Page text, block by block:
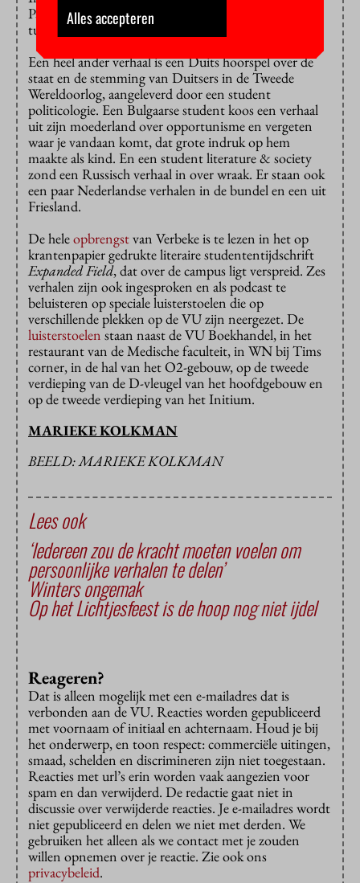
Pakistan is. De man eindigt in het niemandsland
tussen de twee grensslagbomen.
Een heel ander verhaal is een Duits hoorspel over de
staat en de stemming van Duitsers in de Tweede
Wereldoorlog, aangeleverd door een student
politicologie. Een Bulgaarse student koos een verhaal
uit zijn moederland over opportunisme en vergeten
waar je vandaan komt, dat grote indruk op hem
maakte als kind. En een student literature & society
zond een Russisch verhaal in over wraak. Er staan ook
een paar Nederlandse verhalen in de bundel en een uit
Friesland.
De heleopbrengstvan Verbeke is te lezen in het op
krantenpapier gedrukte literaire studententijdschrift
Expanded Field, dat over de campus ligt verspreid. Zes
verhalen zijn ook ingesproken en als podcast te
beluisteren op speciale luisterstoelen die op
verschillende plekken op de VU zijn neergezet. De
luisterstoelen staan naast de VU Boekhandel, in het
restaurant van de Medische faculteit, in WN bij Tims
corner, in de hal van het O2-gebouw, op de tweede
verdieping van de D-vleugel van het hoofdgebouw en
op de tweede verdieping van het Initium.
MARIEKE KOLKMAN
BEELD: MARIEKE KOLKMAN
Lees ook
‘Iedereen zou de kracht moeten voelen om
persoonlijke verhalen te delen’
Winters ongemak
Op het Lichtjesfeest is de hoop nog niet ijdel
Reageren?
Dat is alleen mogelijk met een e-mailadres dat is
verbonden aan de VU. Reacties worden gepubliceerd
met voornaam of initiaal en achternaam. Houd je bij
het onderwerp, en toon respect: commerciële uitingen,
smaad, schelden en discrimineren zijn niet toegestaan.
Reacties met url’s erin worden vaak aangezien voor
spam en dan verwijderd. De redactie gaat niet in
discussie over verwijderde reacties. Je e-mailadres wordt
niet gepubliceerd en delen we niet met derden. We
gebruiken het alleen als we contact met je zouden
willen opnemen over je reactie. Zie ook ons
privacybeleid.
Alles accepteren